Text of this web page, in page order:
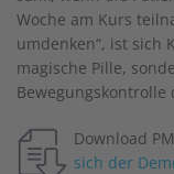
Woche am Kurs
umdenken“, ist sich
magische Pille,
Bewegungskontrolle
Download
sich der